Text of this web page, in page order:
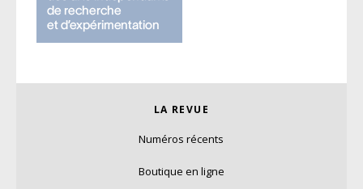
LA REVUE
Numéros récents
Boutique en ligne